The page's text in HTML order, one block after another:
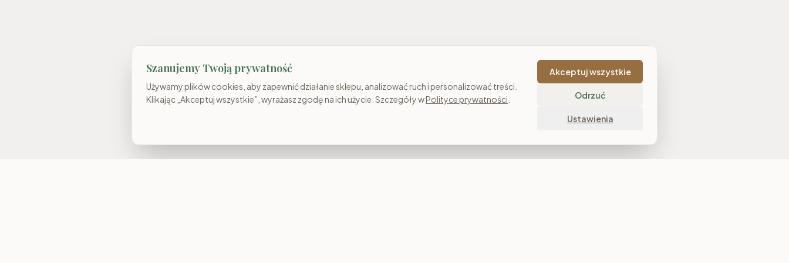
Szanujemy Twoją prywatność
Używamy plików cookies, aby zapewnić działanie sklepu, analizować ruch i personalizować treści.
Klikając „Akceptuj wszystkie”, wyrażasz zgodę na ich użycie. Szczegóły wPolityce prywatności
Akceptuj wszystkie
Odrzuć
Ustawienia